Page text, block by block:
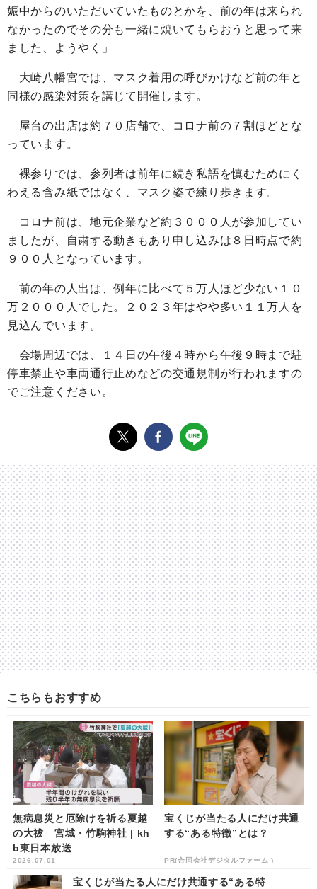
娠中からのいただいていたものとかを、前の年は来られ
なかったのでその分も一緒に焼いてもらおうと思って来
ました、ようやく」
大崎八幡宮では、マスク着用の呼びかけなど前の年と
同様の感染対策を講じて開催します。
屋台の出店は約７０店舗で、コロナ前の７割ほどとな
っています。
裸参りでは、参列者は前年に続き私語を慎むためにく
わえる含み紙ではなく、マスク姿で練り歩きます。
コロナ前は、地元企業など約３０００人が参加してい
ましたが、自粛する動きもあり申し込みは８日時点で約
９００人となっています。
前の年の人出は、例年に比べて５万人ほど少ない１０
万２０００人でした。２０２３年はやや多い１１万人を
見込んでいます。
会場周辺では、１４日の午後４時から午後９時まで駐
停車禁止や車両通行止めなどの交通規制が行われますの
でご注意ください。
こちらもおすすめ
無病息災と厄除けを祈る夏越
の大祓 宮城・竹駒神社 | kh
b東日本放送
2026.07.01
宝くじが当たる人にだけ共通
する“ある特徴”とは？
PR(合同会社デジタルファーム )
宝くじが当たる人にだけ共通する“ある特